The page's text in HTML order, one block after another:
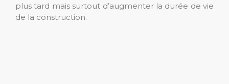
plus tard mais surtout d’augmenter la durée de vie
de la construction.